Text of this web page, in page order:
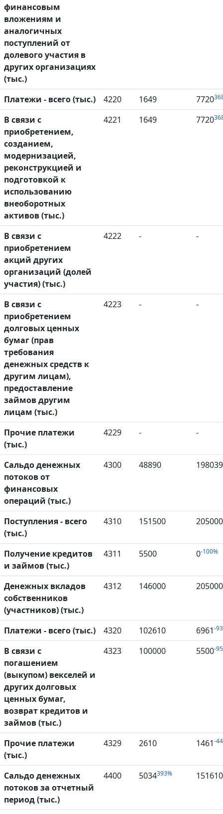
финансовым
вложениям и
аналогичных
поступлений от
долевого участия в
других организациях
(тыс.)
Платежи - всего (тыс.) 4220 1649 7720
В связи с
приобретением,
созданием,
модернизацией,
реконструкцией и
подготовкой к
использованию
внеоборотных
активов (тыс.)
4221 1649 7720
В связи с
приобретением
акций других
организаций (долей
участия) (тыс.)
4222 - -
В связи с
приобретением
долговых ценных
бумаг (прав
требования
денежных средств к
другим лицам),
предоставление
займов другим
лицам (тыс.)
4223 - -
Прочие платежи
(тыс.)
4229 - -
Сальдо денежных
потоков от
финансовых
операций (тыс.)
4300 48890 198039
Поступления - всего
(тыс.)
4310 151500 205000
Получение кредитов
и займов (тыс.)
4311 5500 0-100%
Денежных вкладов
собственников
(участников) (тыс.)
4312 146000 205000
Платежи - всего (тыс.) 4320 102610 6961-
В связи с
погашением
(выкупом) векселей и
других долговых
ценных бумаг,
возврат кредитов и
займов (тыс.)
4323 100000 5500-
Прочие платежи
(тыс.)
4329 2610 1461-
Сальдо денежных
потоков за отчетный
период (тыс.)
4400 5034393% 151610